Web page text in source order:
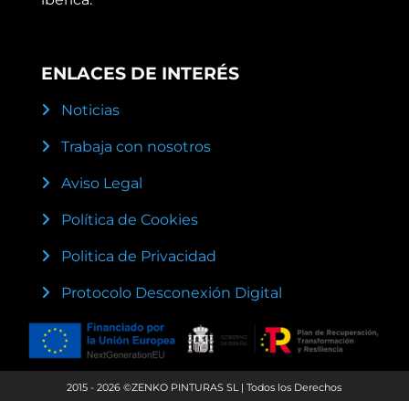
ENLACES DE INTERÉS
Noticias
Trabaja con nosotros
Aviso Legal
Política de Cookies
Politica de Privacidad
Protocolo Desconexión Digital
2015 - 2026 ©ZENKO PINTURAS SL | Todos los Derechos